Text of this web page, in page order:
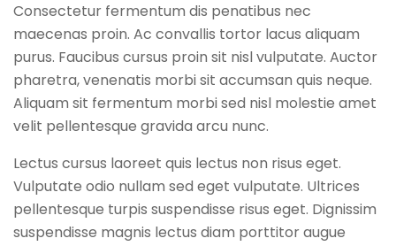
Consectetur fermentum dis penatibus nec
maecenas proin. Ac convallis tortor lacus aliquam
purus. Faucibus cursus proin sit nisl vulputate. Auctor
pharetra, venenatis morbi sit accumsan quis neque.
Aliquam sit fermentum morbi sed nisl molestie amet
velit pellentesque gravida arcu nunc.
Lectus cursus laoreet quis lectus non risus eget.
Vulputate odio nullam sed eget vulputate. Ultrices
pellentesque turpis suspendisse risus eget. Dignissim
suspendisse magnis lectus diam porttitor augue